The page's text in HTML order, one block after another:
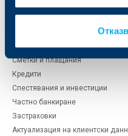
Индивидуални
клиенти
Карти
Сметки и плащания
Кредити
Спестявания и инвестиции
Частно банкиране
Застраховки
Актуализация на клиентски